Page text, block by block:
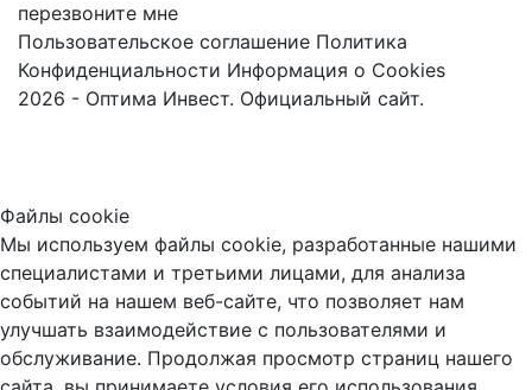
перезвоните мне
Пользовательское соглашение Политика
Конфиденциальности Информация о Cookies
2026 - Оптима Инвест. Официальный сайт.
Файлы cookie
Мы используем файлы cookie, разработанные нашими
специалистами и третьими лицами, для анализа
событий на нашем веб-сайте, что позволяет нам
улучшать взаимодействие с пользователями и
обслуживание. Продолжая просмотр страниц нашего